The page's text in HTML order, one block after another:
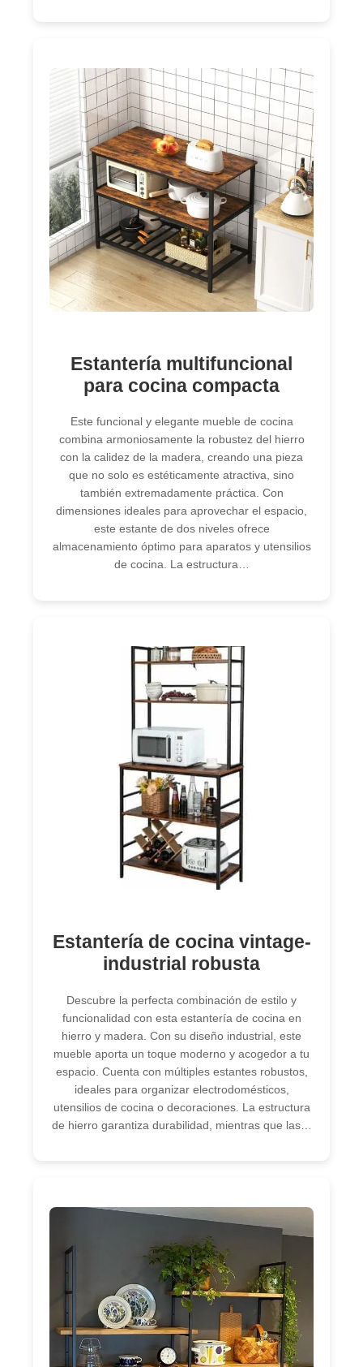
Estantería multifuncional
para cocina compacta
Este funcional y elegante mueble de cocina
combina armoniosamente la robustez del hierro
con la calidez de la madera, creando una pieza
que no solo es estéticamente atractiva, sino
también extremadamente práctica. Con
dimensiones ideales para aprovechar el espacio,
este estante de dos niveles ofrece
almacenamiento óptimo para aparatos y utensilios
de cocina. La estructura…
Estantería de cocina vintage-
industrial robusta
Descubre la perfecta combinación de estilo y
funcionalidad con esta estantería de cocina en
hierro y madera. Con su diseño industrial, este
mueble aporta un toque moderno y acogedor a tu
espacio. Cuenta con múltiples estantes robustos,
ideales para organizar electrodomésticos,
utensilios de cocina o decoraciones. La estructura
de hierro garantiza durabilidad, mientras que las…